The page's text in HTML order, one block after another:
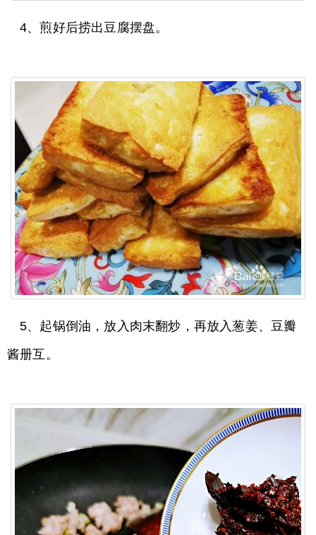
4、煎好后捞出豆腐摆盘。
5、起锅倒油，放入肉末翻炒，再放入葱姜、豆瓣
酱册互。